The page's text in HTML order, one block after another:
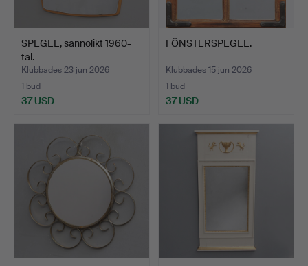
SPEGEL, sannolikt 1960-
tal.
Klubbades 23 jun 2026
1 bud
37 USD
FÖNSTERSPEGEL.
Klubbades 15 jun 2026
1 bud
37 USD